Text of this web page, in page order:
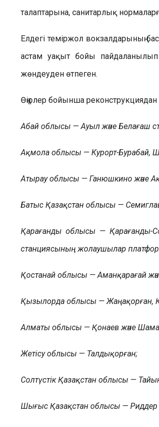
талаптарына, санитарлық
Елдегі теміржол вокзалдарының
астам уақыт бойы
жөндеуден өтпеген.
Өңірлер бойынша
Абай облысы — Ауыл және Белағаш
Ақмола облысы — Курорт-Бурабай,
Атырау облысы — Ганюшкино және
Батыс Қазақстан облысы —
Қарағанды облысы — Қарағанды-
станциясының жолаушылар
Қостанай облысы — Аманқарағай
Қызылорда облысы — Жаңақорған,
Алматы облысы — Қонаев және
Жетісу облысы — Талдықорған;
Солтүстік Қазақстан облысы —
Шығыс Қазақстан облысы — Риддер